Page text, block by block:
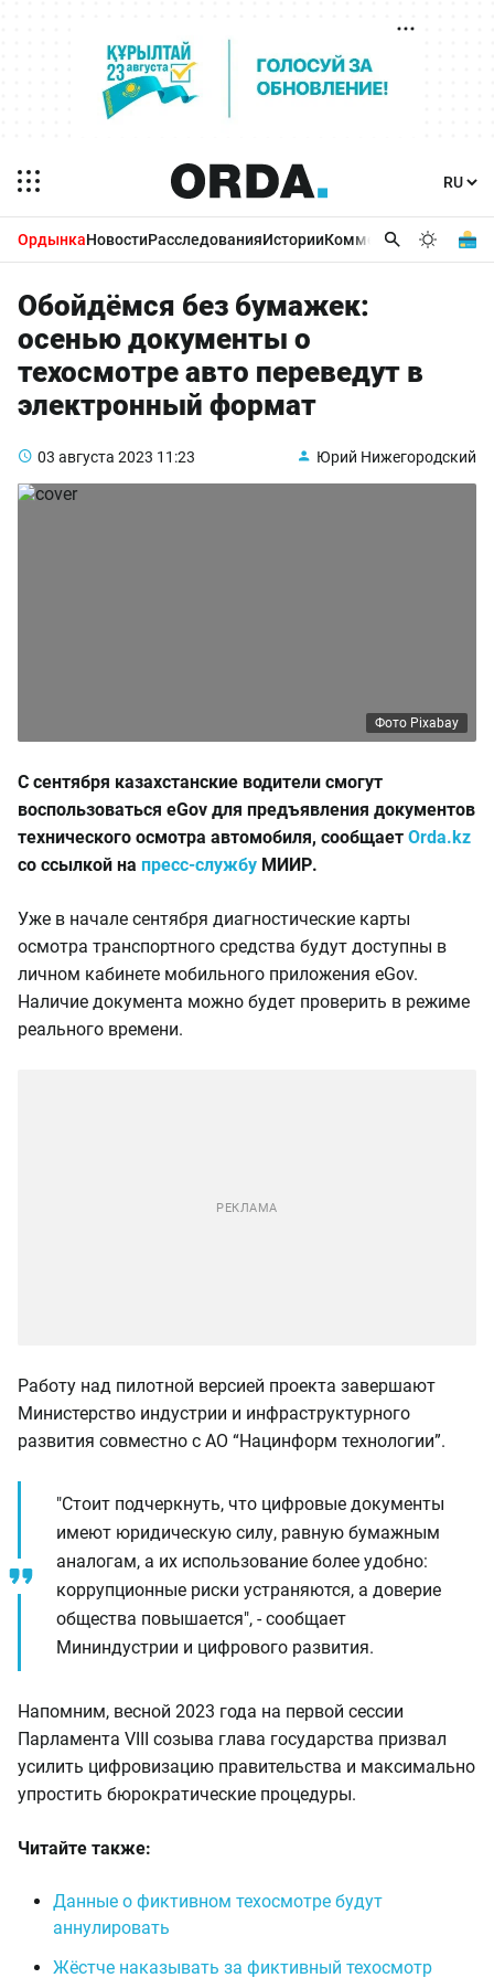
ОрдынкаНовостиРасследованияИсторииКомментарииБизнес
Обойдёмся без бумажек:
осенью документы о
техосмотре авто переведут в
электронный формат
03 августа 2023 11:23 Юрий Нижегородский
Фото Pixabay
С сентября казахстанские водители смогут
воспользоваться eGov для предъявления документов
технического осмотра автомобиля, сообщает Orda.kz
со ссылкой на пресс-службу МИИР.
Уже в начале сентября диагностические карты
осмотра транспортного средства будут доступны в
личном кабинете мобильного приложения eGov.
Наличие документа можно будет проверить в режиме
реального времени.
Работу над пилотной версией проекта завершают
Министерство индустрии и инфраструктурного
развития совместно с АО “Нацинформ технологии”.
"Стоит подчеркнуть, что цифровые документы
имеют юридическую силу, равную бумажным
аналогам, а их использование более удобно:
коррупционные риски устраняются, а доверие
общества повышается", - сообщает
Мининдустрии и цифрового развития.
Напомним, весной 2023 года на первой сессии
Парламента VIII созыва глава государства призвал
усилить цифровизацию правительства и максимально
упростить бюрократические процедуры.
Читайте также:
Данные о фиктивном техосмотре будут
аннулировать
Жёстче наказывать за фиктивный техосмотр